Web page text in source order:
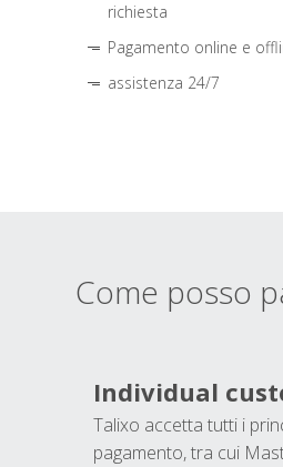
richiesta
Pagamento online e
assistenza 24/7
Come posso
Individual
Talixo accetta tutti i
pagamento, tra cui